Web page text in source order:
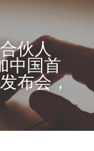
伙人
中国首
布会，